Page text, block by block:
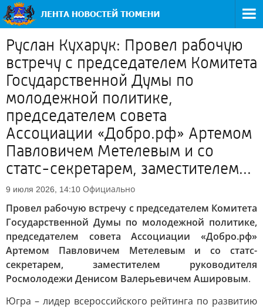
Руслан Кухарук: Провел рабочую
встречу с председателем Комитета
Государственной Думы по
молодежной политике,
председателем совета
Ассоциации «Добро.рф» Артемом
Павловичем Метелевым и со
статс-секретарем, заместителем...
9 июля 2026, 14:10 Официально
Провел рабочую встречу с председателем Комитета
Государственной Думы по молодежной политике,
председателем совета Ассоциации «Добро.рф»
Артемом Павловичем Метелевым и со статс-
секретарем, заместителем руководителя
Росмолодежи Денисом Валерьевичем Ашировым.
Югра – лидер всероссийского рейтинга по развитию